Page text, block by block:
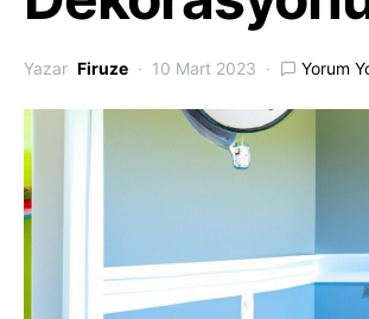
Yazar Firuze 10 Mart 2023 Yorum